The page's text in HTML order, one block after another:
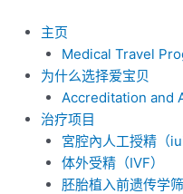
主页
Medical Travel
为什么选择爱宝贝
Accreditation and
治疗项目
宮腔內人工授精（iui
体外受精（IVF）
胚胎植入前遗传学